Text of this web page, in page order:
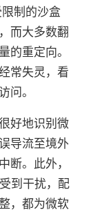
制的沙盒
而大多数翻
的重定向。
常失灵，看
问。
好地识别微
导流至境外
断。此外，
到干扰，配
，都为微软